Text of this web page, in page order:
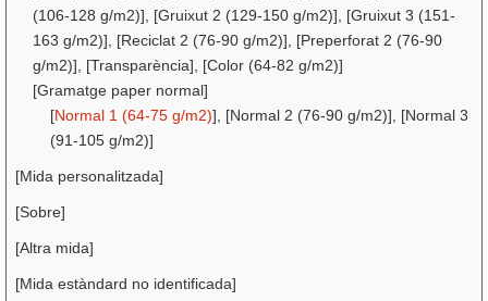
(106-128 g/m2)], [Gruixut 2 (129-150 g/m2)], [Gruixut 3 (151-
163 g/m2)], [Reciclat 2 (76-90 g/m2)], [Preperforat 2 (76-90
g/m2)], [Transparència], [Color (64-82 g/m2)]
[Gramatge paper normal]
[Normal 1 (64-75 g/m2)], [Normal 2 (76-90 g/m2)], [Normal 3
(91-105 g/m2)]
[Mida personalitzada]
[Sobre]
[Altra mida]
[Mida estàndard no identificada]